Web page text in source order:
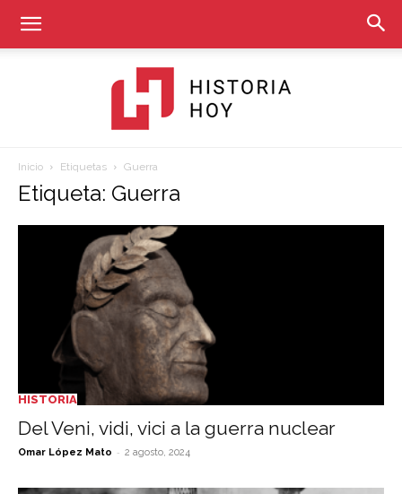
Inicio Etiquetas Guerra
Etiqueta: Guerra
HISTORIA
Del Veni, vidi, vici a la guerra nuclear
Omar López Mato - 2 agosto, 2024